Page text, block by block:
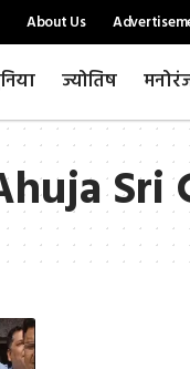
About Us
ज्योतिष
Sri